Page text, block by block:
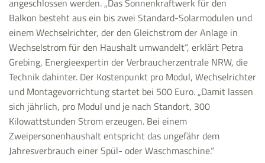
Balkon besteht aus ein bis zwei Standard-Solarmodulen und
einem Wechselrichter, der den Gleichstrom der Anlage in
Wechselstrom für den Haushalt umwandelt“, erklärt Petra
Grebing, Energieexpertin der Verbraucherzentrale NRW, die
Technik dahinter. Der Kostenpunkt pro Modul, Wechselrichter
und Montagevorrichtung startet bei 500 Euro. „Damit lassen
sich jährlich, pro Modul und je nach Standort, 300
Kilowattstunden Strom erzeugen. Bei einem
Zweipersonenhaushalt entspricht das ungefähr dem
Jahresverbrauch einer Spül- oder Waschmaschine.“